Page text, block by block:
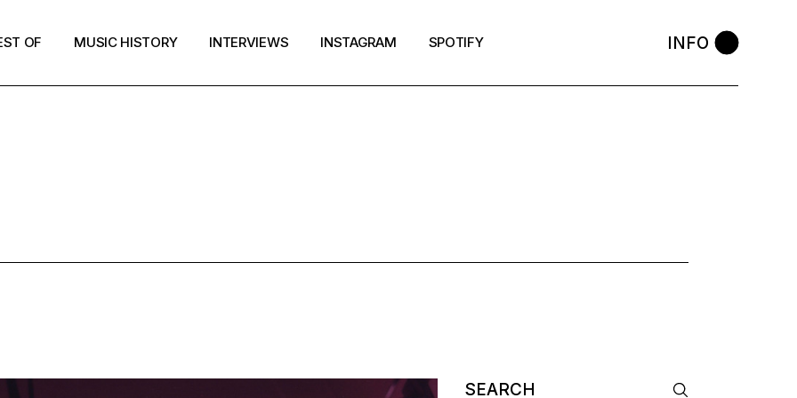
OF MUSIC HISTORY INTERVIEWS INSTAGRAM SPOTIFY INFO
Search